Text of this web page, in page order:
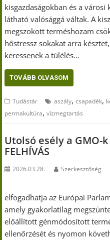
kisgazdaságokban és a
látható valósággá váltak. A
megszokott terméshozam
hőstressz sokakat arra
keressenek a túlélés…
TOVÁBB OLVASOM
Tudástár aszály,csapadék,
permakultúra,vízmegtartás
Utolsó esély a GMO-
FELHÍVÁS
2026.03.28. Szerkesztőség
elfogadhatja az Európai
amely gyakorlatilag
előállított génmódosított
ellenőrzését és nyomon